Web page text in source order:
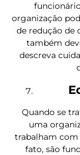
organização
de redução de
também
descreva
Quando se
uma
trabalham com
fato, são